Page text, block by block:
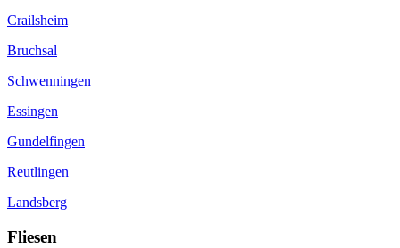
Crailsheim
Bruchsal
Schwenningen
Essingen
Gundelfingen
Reutlingen
Landsberg
Fliesen